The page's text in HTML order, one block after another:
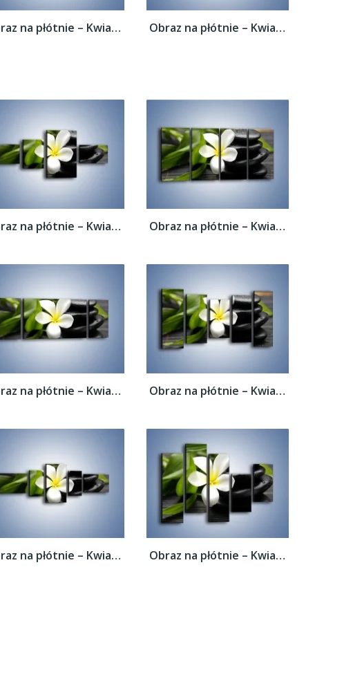
Obraz na płótnie – Kwiat na bambusowej... Obraz na płótnie – Kwiat na bambusowej...
Obraz na płótnie – Kwiat na bambusowej... Obraz na płótnie – Kwiat na bambusowej...
Obraz na płótnie – Kwiat na bambusowej... Obraz na płótnie – Kwiat na bambusowej...
Obraz na płótnie – Kwiat na bambusowej... Obraz na płótnie – Kwiat na bambusowej...